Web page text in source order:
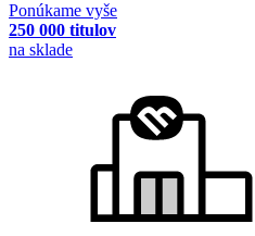
Ponúkame vyše
250 000 titulov
na sklade